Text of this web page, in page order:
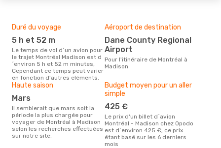
Duré du voyage
5 h et 52 m
Le temps de vol d´un avion pour
le trajet Montréal Madison est d
´environ 5 h et 52 m minutes,
Cependant ce temps peut varier
en fonction d'autres eléments.
Aéroport de destination
Dane County Regional
Airport
Pour l'itinéraire de Montréal à
Madison
Haute saison
mars
Il semblerait que mars soit la
période la plus chargée pour
voyager de Montréal à Madison
selon les recherches effectuées
sur notre site.
Budget moyen pour un aller
simple
425 €
Le prix d'un billet d´avion
Montréal - Madison chez Opodo
est d´environ 425 €, ce prix
étant basé sur les 6 derniers
mois